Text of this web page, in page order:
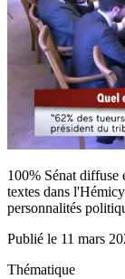
100% Sénat diffuse
textes dans
personnalités
Publié le 11 mars
Thématique